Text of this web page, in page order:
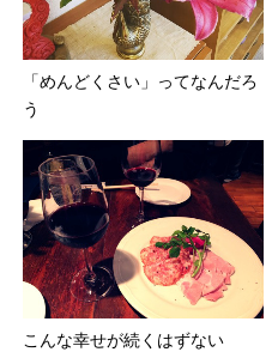
「めんどくさい」ってなんだろ
う
こんな幸せが続くはずない